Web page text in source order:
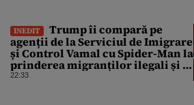
INEDIT
Trump îi compară pe
agenții de la Serviciul de Imigrare
și Control Vamal cu Spider-Man la
prinderea migranților ilegali și a
infractorilor
22:33